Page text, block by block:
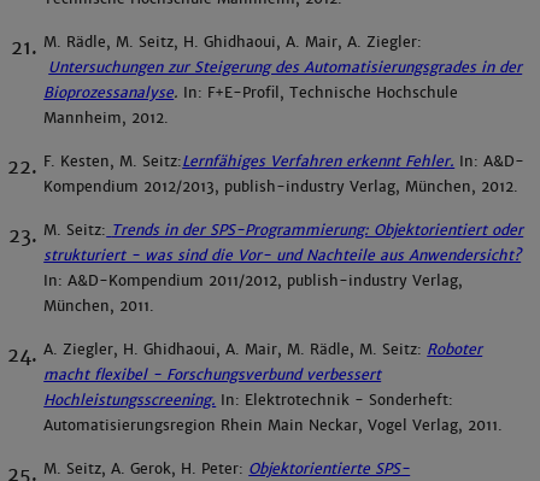
M. Rädle, M. Seitz, H. Ghidhaoui, A. Mair, A. Ziegler:
Untersuchungen zur Steigerung des Automatisierungsgrades in der
Bioprozessanalyse. In: F+E-Profil, Technische Hochschule
Mannheim, 2012.
F. Kesten, M. Seitz:Lernfähiges Verfahren erkennt Fehler. In: A&D-
Kompendium 2012/2013, publish-industry Verlag, München, 2012.
M. Seitz: Trends in der SPS-Programmierung: Objektorientiert oder
strukturiert - was sind die Vor- und Nachteile aus Anwendersicht?
In: A&D-Kompendium 2011/2012, publish-industry Verlag,
München, 2011.
A. Ziegler, H. Ghidhaoui, A. Mair, M. Rädle, M. Seitz: Roboter
macht flexibel - Forschungsverbund verbessert
Hochleistungsscreening. In: Elektrotechnik - Sonderheft:
Automatisierungsregion Rhein Main Neckar, Vogel Verlag, 2011.
M. Seitz, A. Gerok, H. Peter: Objektorientierte SPS-